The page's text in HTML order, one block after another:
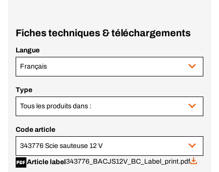
Fiches techniques & téléchargements
Langue
Français
Type
Tous les produits dans :
Code article
343776 Scie sauteuse 12 V
Article label 343776_BACJS12V_BC_Label_print.pdf